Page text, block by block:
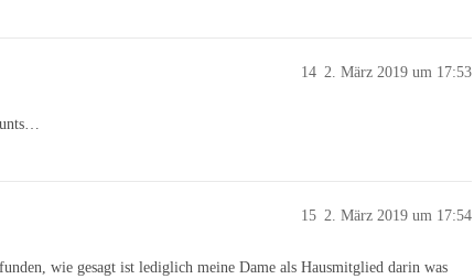
2. März 2019 um 17:53
14
2. März 2019 um 17:54
15
wie gesagt ist lediglich meine Dame als Hausmitglied darin was